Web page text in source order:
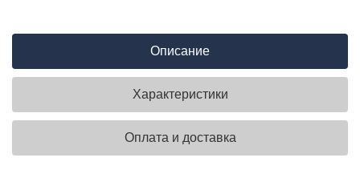
Описание
Характеристики
Оплата и доставка